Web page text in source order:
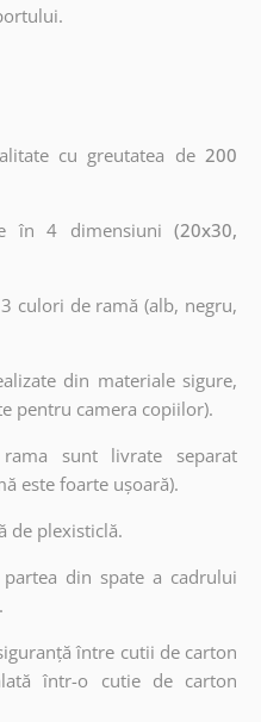
cu greutatea de200
în 4 dimensiuni (20x30,
culori de ramă (alb, negru,
din materiale sigure,
pentru camera copiilor).
sunt livrate separat
este foarte ușoară).
de plexisticlă.
partea din spate a cadrului
între cutii de carton
într-o cutie de carton